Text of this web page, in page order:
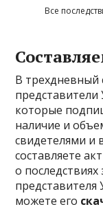
Все
В
которые
наличие и
свидетелями и
составляете
о
можете его